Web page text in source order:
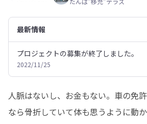
最新情報
プロジェクトの募集が終了しました。
2022/11/25
人脈はないし、お金もない。車の免
なら骨折していて体も思うように動か